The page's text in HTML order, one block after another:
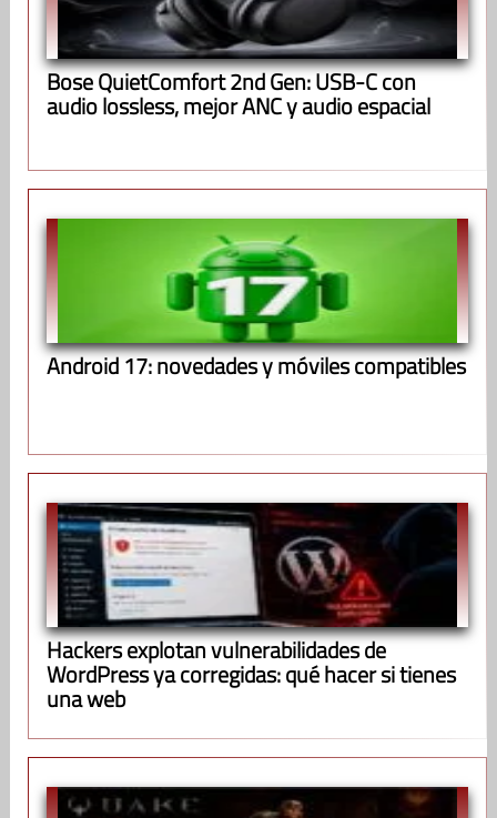
Bose QuietComfort 2nd Gen: USB-C con
audio lossless, mejor ANC y audio espacial
Android 17: novedades y móviles compatibles
Hackers explotan vulnerabilidades de
WordPress ya corregidas: qué hacer si tienes
una web